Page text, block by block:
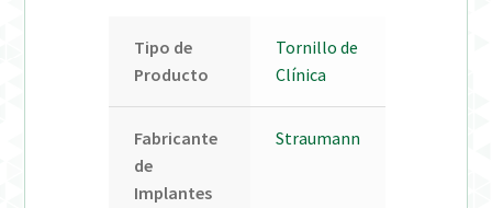
Tipo de
Producto
Tornillo de
Clínica
Fabricante
de
Implantes
Straumann